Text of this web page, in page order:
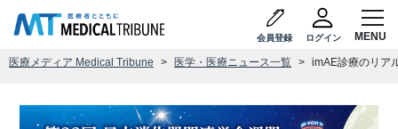
会員登録 ログイン
医療メディア Medical Tribune 医学・医療ニュース一覧 imAE診療のリア